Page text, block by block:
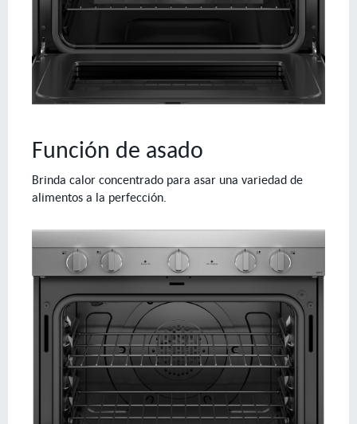
Función de asado
Brinda calor concentrado para asar una variedad de
alimentos a la perfección.